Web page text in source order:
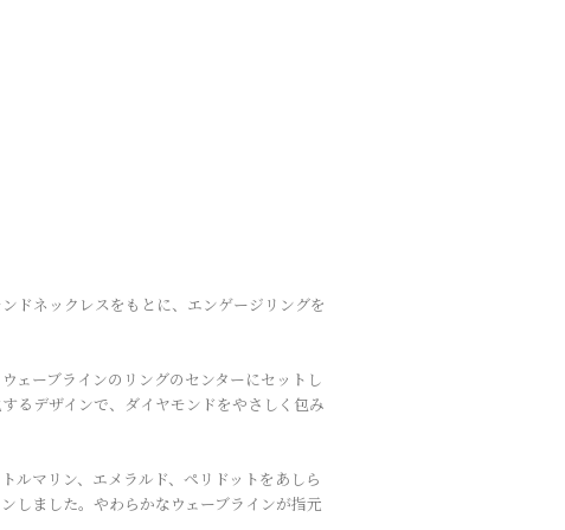
ドネックレスをもとに、エンゲージリングを
ェーブラインのリングのセンターにセットし
るデザインで、ダイヤモンドをやさしく包み
ルマリン、エメラルド、ペリドットをあしら
しました。やわらかなウェーブラインが指元